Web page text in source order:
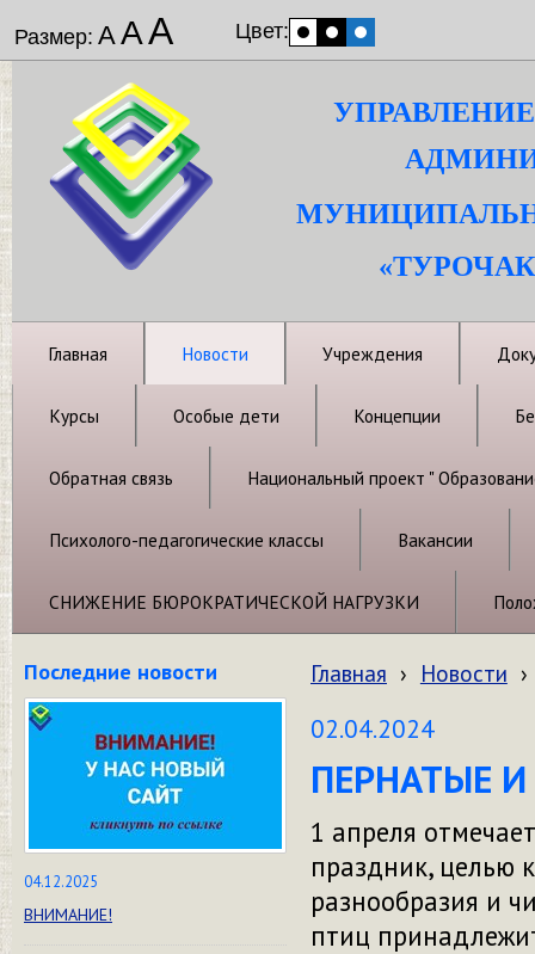
Размер: ААА Цвет:
Главная Новости Учреждения
Курсы Особые дети Концепции
Обратная связь Национальный проект "
Психолого-педагогические классы Вакансии
СНИЖЕНИЕ БЮРОКРАТИЧЕСКОЙ НАГРУЗКИ
Последние новости
04.12.2025
ВНИМАНИЕ!
Главная › Новости ›
02.04.2024
ПЕРНАТЫЕ
1 апреля
праздник, целью
разнообразия и
птиц